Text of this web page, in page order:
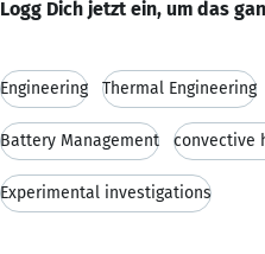
Logg Dich jetzt ein, um das
Engineering Thermal Engineering
Battery Management convective
Experimental investigations